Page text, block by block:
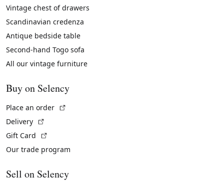
Vintage chest of drawers
Scandinavian credenza
Antique bedside table
Second-hand Togo sofa
All our vintage furniture
Buy on Selency
Place an order
Delivery
Gift Card
Our trade program
Sell on Selency